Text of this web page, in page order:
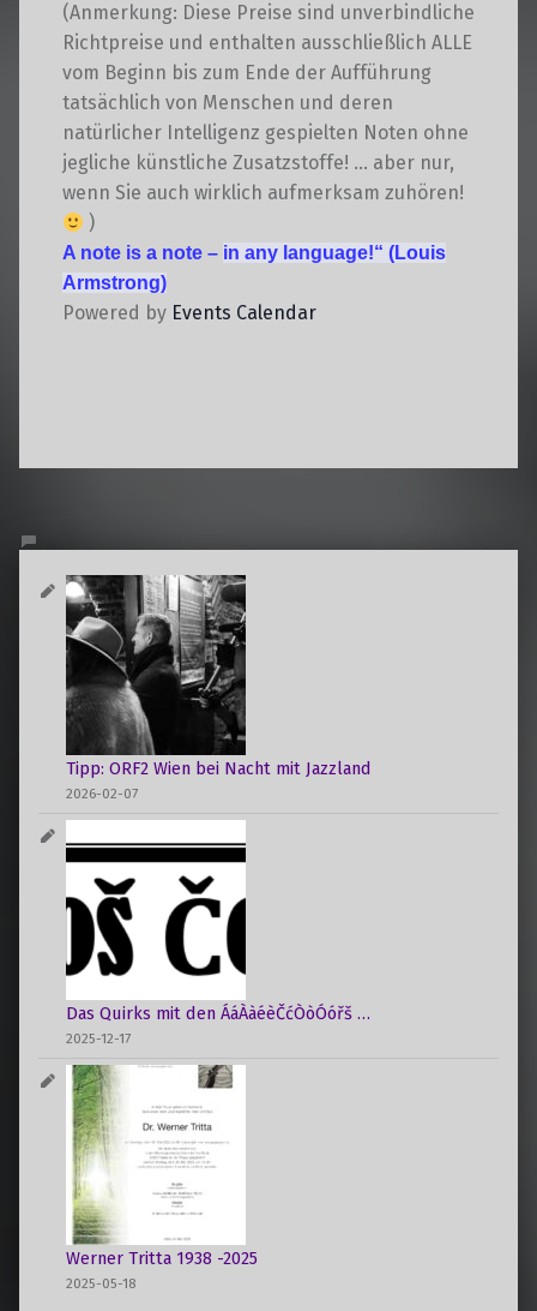
(Anmerkung: Diese Preise sind unverbindliche
Richtpreise und enthalten ausschließlich ALLE
vom Beginn bis zum Ende der Aufführung
tatsächlich von Menschen und deren
natürlicher Intelligenz gespielten Noten ohne
jegliche künstliche Zusatzstoffe! … aber nur,
wenn Sie auch wirklich aufmerksam zuhören!
)
A note is a note – in any language!“ (Louis
Armstrong)
Powered by Events Calendar
Tipp: ORF2 Wien bei Nacht mit Jazzland
2026-02-07
Das Quirks mit den ÁáÀàéèČćÒòÓóřš …
2025-12-17
Werner Tritta 1938 -2025
2025-05-18